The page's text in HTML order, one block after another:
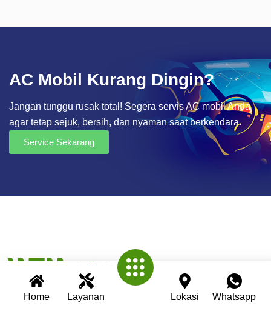
Home Layanan Lokasi Whatsapp
AC Mobil Kurang Dingin?
Jangan tunggu rusak total! Segera servis AC mobil Anda
agar tetap sejuk, bersih, dan nyaman saat berkendara.
Service Sekarang